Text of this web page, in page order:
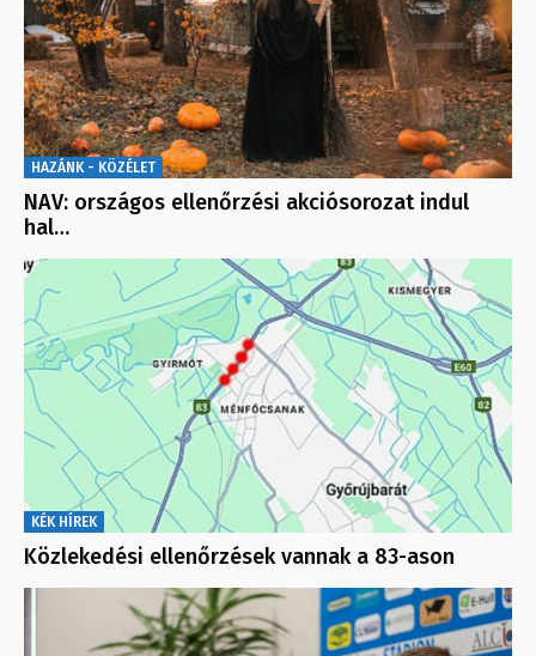
HAZÁNK - KÖZÉLET
NAV: országos ellenőrzési akciósorozat indul
hal…
KÉK HÍREK
Közlekedési ellenőrzések vannak a 83-ason